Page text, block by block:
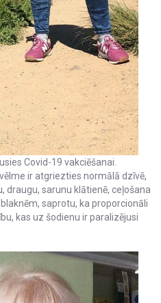
Covid-19 vakciēšanai.
ir atgriezties normālā dzīvē,
draugu, sarunu klātienē, ceļošana
saprotu, ka proporcionāli
kas uz šodienu ir paralizējusi